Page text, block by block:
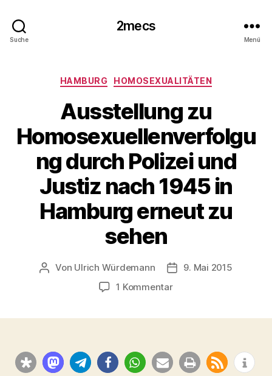
Suche
2mecs
Menü
Kategorien
HAMBURG HOMOSEXUALITÄTEN
Ausstellung zu
Homosexuellenverfolgu
ng durch Polizei und
Justiz nach 1945 in
Hamburg erneut zu
sehen
Beitragsautor
Von Ulrich Würdemann Beitragsdatum
9. Mai 2015
1 Kommentarzu
Polizei
und